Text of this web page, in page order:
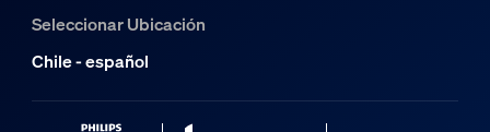
Seleccionar Ubicación
Chile - español